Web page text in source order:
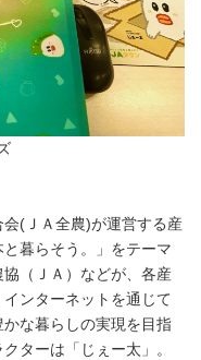
(ＪＡ全農)が運営する産
暮らそう。」をテーマ
（ＪＡ）などが、各産
ンターネットを通じて
な暮らしの実現を目指
ターは「じぇー太」。